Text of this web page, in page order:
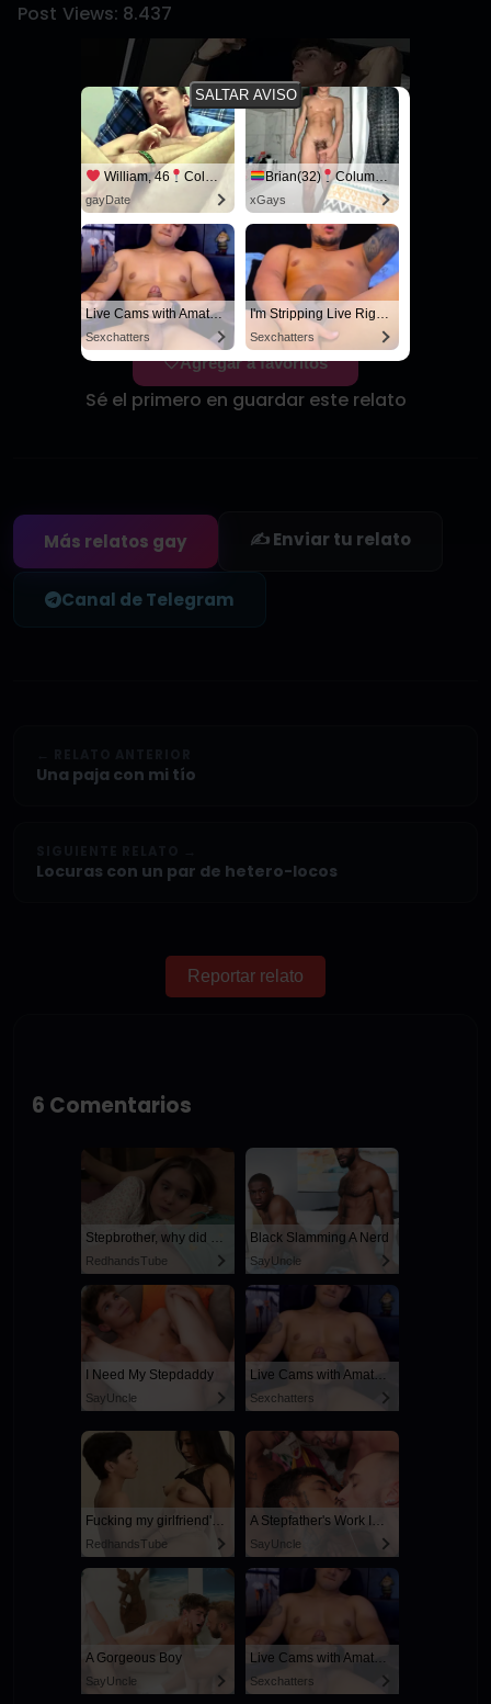
Post Views: 8.437
Agregar a favoritos
Sé el primero en guardar este relato
Más relatos gay ✍️ Enviar tu relato
Canal de Telegram
Una paja con mi tío
Locuras con un par de hetero-locos
Reportar relato
6 Comentarios
Stepbrother, why did you show me your dick? Now I want to fuck you with my wet pussy
RedhandsTube
Black Slamming A Nerd
SayUncle
I Need My Stepdaddy
SayUncle
Live Cams with Amateur Men
Sexchatters
Fucking my girlfriend's hot mommy by mistake
RedhandsTube
A Stepfather's Work Is Never Done
SayUncle
A Gorgeous Boy
SayUncle
Live Cams with Amateur Men
Sexchatters
William, 46 Columbus
gayDate
Brian(32) Columbus
xGays
Live Cams with Amateur Men
Sexchatters Sexchatters
SALTAR AVISO